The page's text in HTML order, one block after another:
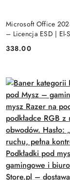
Microsoft Office
– Licencja ESD | El-
Cena:
338.00